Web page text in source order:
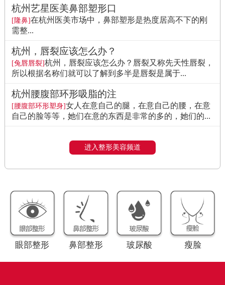
杭州艺星医美鼻部塑形口
[隆鼻]在杭州医美市场中，鼻部塑形是热度居高不下的刚
需整...
杭州，唇裂应该怎么办？
[兔唇唇裂]杭州，唇裂应该怎么办？唇裂又称先天性唇裂，
所以根据名称们就可以了解到多半是唇裂是属于...
杭州腰腹部环形吸脂的注
[腰腹部环形塑身]女人在意自己的腿，在意自己的腰，在意
自己的脸等等，她们在意的东西是非常的多的，她们的...
进入整形美容频道
眼部整形 鼻部整形 玻尿酸 瘦脸